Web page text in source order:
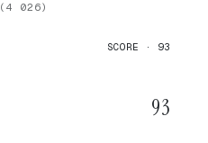
(4 026)
SCORE · 93
93